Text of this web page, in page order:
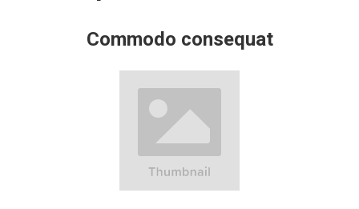
Commodo consequat